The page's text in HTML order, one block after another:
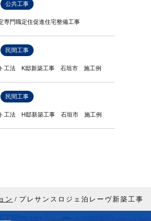
公共工事
専門職定住促進住宅整備工事
民間工事
工法 K邸新築工事 石垣市 施工例
民間工事
工法 H邸新築工事 石垣市 施工例
ン プレサンスロジェ泊レーヴ新築工事